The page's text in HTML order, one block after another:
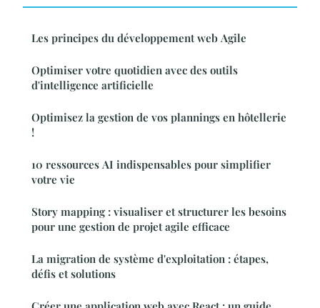
Les principes du développement web Agile
Optimiser votre quotidien avec des outils
d'intelligence artificielle
Optimisez la gestion de vos plannings en hôtellerie
!
10 ressources AI indispensables pour simplifier
votre vie
Story mapping : visualiser et structurer les besoins
pour une gestion de projet agile efficace
La migration de système d'exploitation : étapes,
défis et solutions